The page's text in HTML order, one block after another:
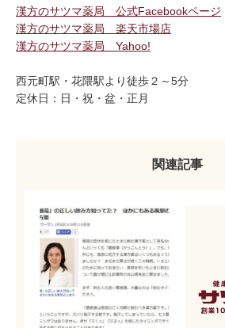
漢方のサツマ薬局 公式Facebookページ
漢方のサツマ薬局 楽天市場店
漢方のサツマ薬局 Yahoo!
西元町駅・花隈駅より徒歩２～5分
定休日：日・祝・盆・正月
関連記事